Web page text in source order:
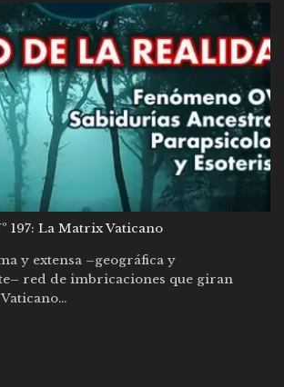
197: La Matrix Vaticano
y extensa –geográfica y
red de imbricaciones que giran